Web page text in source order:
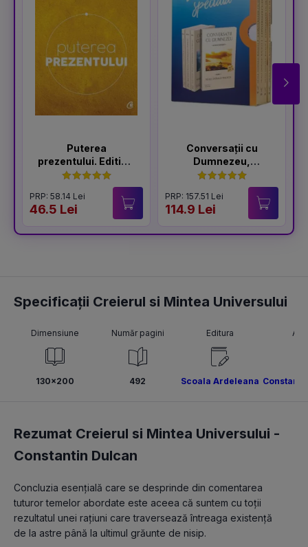
Puterea
prezentului. Editia a
VI-a
PRP: 58.14 Lei
46.5 Lei
Conversații cu
Dumnezeu,
volumele I-IV
PRP: 157.51 Lei
114.9 Lei
Specificații Creierul si Mintea Universului
Dimensiune
130x200
Număr pagini
492
Editura
Scoala Ardeleana
Rezumat Creierul si Mintea Universului -
Constantin Dulcan
Concluzia esenţială care se desprinde din comentarea
tuturor temelor abordate este aceea că suntem cu toţii
rezultatul unei raţiuni care traversează întreaga existenţă